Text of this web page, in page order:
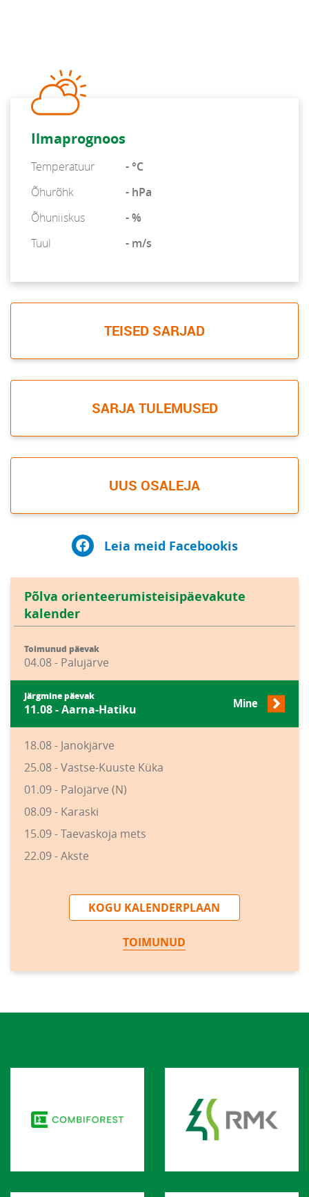
Ilmaprognoos
Temperatuur
- °C
Õhurõhk
- hPa
Õhuniiskus
- %
Tuul
- m/s
TEISED SARJAD
SARJA TULEMUSED
UUS OSALEJA
Leia meid Facebookis
Põlva orienteerumisteisipäevakute
kalender
Toimunud päevak
04.08 - Palujärve
Järgmine päevak
11.08 - Aarna-Hatiku Mine
18.08 - Janokjärve
25.08 - Vastse-Kuuste Küka
01.09 - Palojärve (N)
08.09 - Karaski
15.09 - Taevaskoja mets
22.09 - Akste
KOGU KALENDERPLAAN
TOIMUNUD